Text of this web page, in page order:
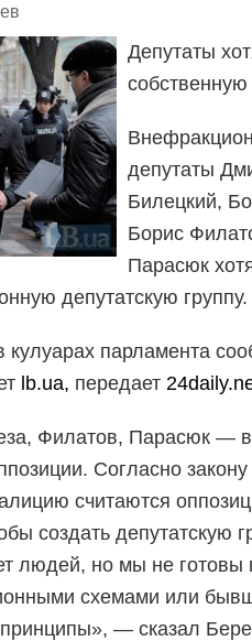
Депутаты
собственную
депутаты
Билецкий,
Борис
Парасюк
депутатскую группу.
кулуарах парламента
lb.ua, передает
Филатов, Парасюк —
Согласно
считаются
создать депутатскую
людей, но мы не готовы
схемами или
— сказал